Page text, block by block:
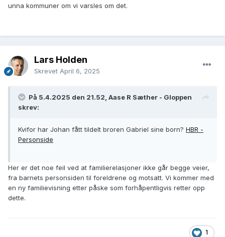
unna kommuner om vi varsles om det.
Lars Holden
Skrevet April 6, 2025
På 5.4.2025 den 21.52, Aase R Sæther - Gloppen
skrev:
Kvifor har Johan fått tildelt broren Gabriel sine born? HBR -
Personside
Her er det noe feil ved at familierelasjoner ikke går begge veier,
fra barnets personsiden til foreldrene og motsatt. Vi kommer med
en ny familievisning etter påske som forhåpentligvis retter opp
dette.
1